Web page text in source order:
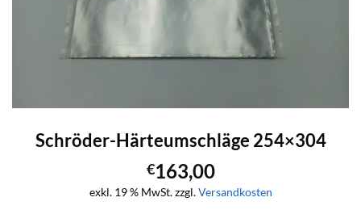
Schröder-Härteumschläge 254×304
€163,00
exkl. 19 % MwSt. zzgl.Versandkosten